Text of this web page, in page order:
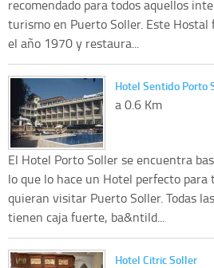
recomendado para todos aquellos
turismo en Puerto Soller. Este Hostal
el año 1970 y restaura...
Hotel Sentido Porto
a 0.6 Km
El Hotel Porto Soller se encuentra
lo que lo hace un Hotel perfecto para
quieran visitar Puerto Soller. Todas
tienen caja fuerte, ba&ntild...
Hotel Citric Soller